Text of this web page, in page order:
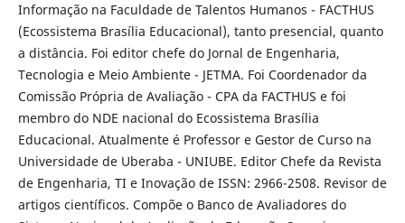
Informação na Faculdade de Talentos Humanos - FACTHUS
(Ecossistema Brasília Educacional), tanto presencial, quanto
a distância. Foi editor chefe do Jornal de Engenharia,
Tecnologia e Meio Ambiente - JETMA. Foi Coordenador da
Comissão Própria de Avaliação - CPA da FACTHUS e foi
membro do NDE nacional do Ecossistema Brasília
Educacional. Atualmente é Professor e Gestor de Curso na
Universidade de Uberaba - UNIUBE. Editor Chefe da Revista
de Engenharia, TI e Inovação de ISSN: 2966-2508. Revisor de
artigos científicos. Compõe o Banco de Avaliadores do